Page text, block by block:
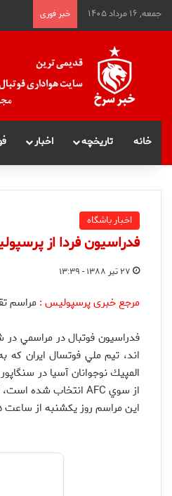
جمعه, ۱۶ مرداد ۱۴۰۵ خبر فوری
خانه تاریخچه اخبار
اخبار باشگاه
فدراسیون فردا از
۲۷ تیر ۱۳۸۸ - ۱۳:۳۹
مرجع خبری پرسپولیس : مراسم
فدراسيون فوتبال در مراسمي
المپيك نوجوانان آسيا در
از سوي AFC انتخاب شده است، تقدير مي‌كند.
اين مراسم روز يكشنبه از ساعت ۱۵ الي ۱۸ در هتل آكادمي ملي فوتبال برگزار مي شود.